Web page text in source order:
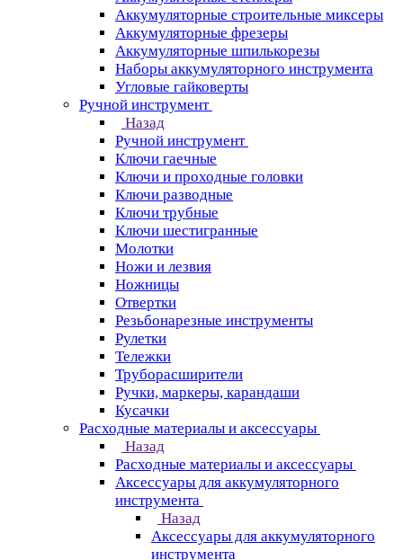
Аккумуляторные строительные миксеры
Аккумуляторные фрезеры
Аккумуляторные шпилькорезы
Наборы аккумуляторного инструмента
Угловые гайковерты
Ручной инструмент
Назад
Ручной инструмент
Ключи гаечные
Ключи и проходные головки
Ключи разводные
Ключи трубные
Ключи шестигранные
Молотки
Ножи и лезвия
Ножницы
Отвертки
Резьбонарезные инструменты
Рулетки
Тележки
Труборасширители
Ручки, маркеры, карандаши
Кусачки
Расходные материалы и аксессуары
Назад
Расходные материалы и аксессуары
Аксессуары для аккумуляторного
инструмента
Назад
Аксессуары для аккумуляторного
инструмента